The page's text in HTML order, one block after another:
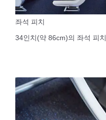
좌석 피치
34인치(약 86cm)의 좌석 피치